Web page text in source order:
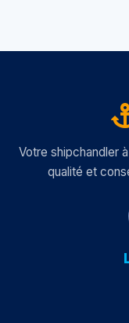
Votre shipchandler
qualité et